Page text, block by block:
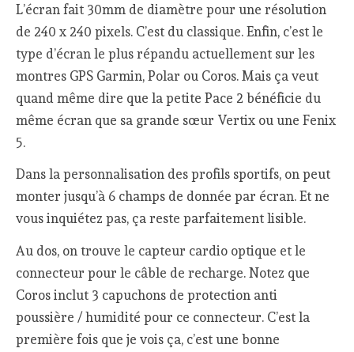
L’écran fait 30mm de diamètre pour une résolution
de 240 x 240 pixels. C’est du classique. Enfin, c’est le
type d’écran le plus répandu actuellement sur les
montres GPS Garmin, Polar ou Coros. Mais ça veut
quand même dire que la petite Pace 2 bénéficie du
même écran que sa grande sœur Vertix ou une Fenix
5.
Dans la personnalisation des profils sportifs, on peut
monter jusqu’à 6 champs de donnée par écran. Et ne
vous inquiétez pas, ça reste parfaitement lisible.
Au dos, on trouve le capteur cardio optique et le
connecteur pour le câble de recharge. Notez que
Coros inclut 3 capuchons de protection anti
poussière / humidité pour ce connecteur. C’est la
première fois que je vois ça, c’est une bonne